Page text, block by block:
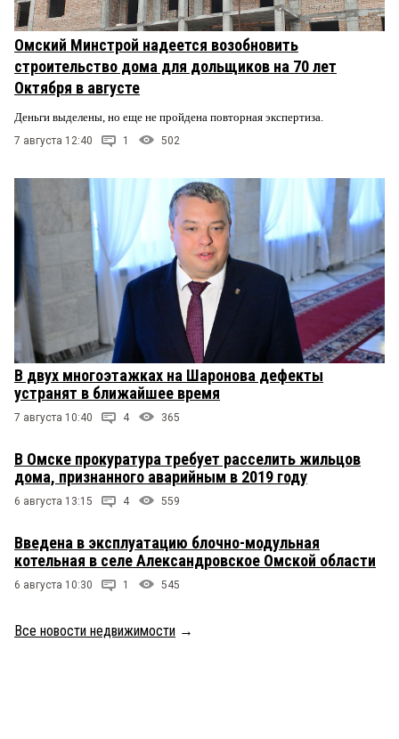
Омский Минстрой надеется возобновить
строительство дома для дольщиков на 70 лет
Октября в августе
Деньги выделены, но еще не пройдена повторная экспертиза.
7 августа 12:40 1 502
В двух многоэтажках на Шаронова дефекты
устранят в ближайшее время
7 августа 10:40 4 365
В Омске прокуратура требует расселить жильцов
дома, признанного аварийным в 2019 году
6 августа 13:15 4 559
Введена в эксплуатацию блочно-модульная
котельная в селе Александровское Омской области
6 августа 10:30 1 545
Все новости недвижимости →